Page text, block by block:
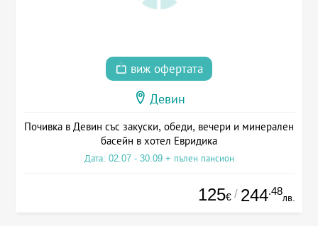
виж офертата
Девин
Почивка в Девин със закуски, обеди, вечери и минерален
басейн в хотел Евридика
Дата: 02.07 - 30.09 + пълен пансион
125€ / 244.48
лв.